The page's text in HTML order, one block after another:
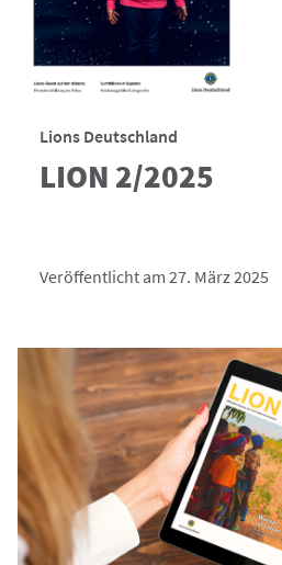
Lions Deutschland
LION 2/2025
Veröffentlicht am 27. März 2025